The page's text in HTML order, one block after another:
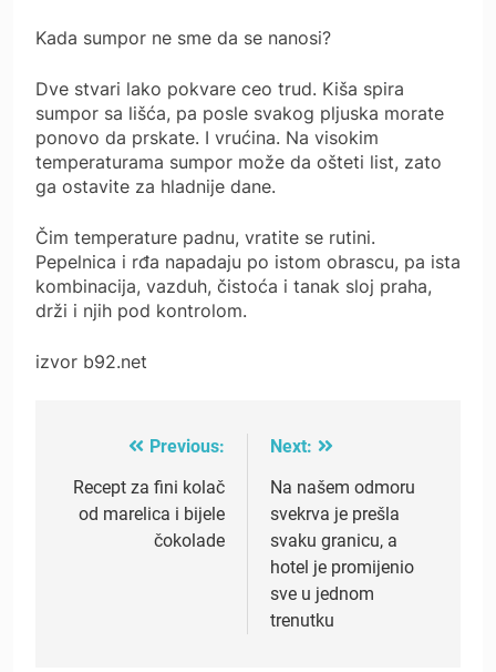
Kada sumpor ne sme da se nanosi?
Dve stvari lako pokvare ceo trud. Kiša spira
sumpor sa lišća, pa posle svakog pljuska morate
ponovo da prskate. I vrućina. Na visokim
temperaturama sumpor može da ošteti list, zato
ga ostavite za hladnije dane.
Čim temperature padnu, vratite se rutini.
Pepelnica i rđa napadaju po istom obrascu, pa ista
kombinacija, vazduh, čistoća i tanak sloj praha,
drži i njih pod kontrolom.
izvor b92.net
navigation
Previous:
Recept za fini kolač
od marelica i bijele
čokolade
Next:
Na našem odmoru
svekrva je prešla
svaku granicu, a
hotel je promijenio
sve u jednom
trenutku